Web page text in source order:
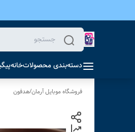
دسته‌بندی محصولاتخانه
فروشگاه موبایل آرمان/هدفون